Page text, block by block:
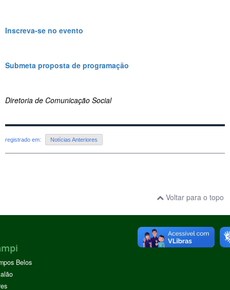
Inscreva-se no evento
Submeta proposta de programação
Diretoria de Comunicação Social
registrado em: Notícias Anteriores
Voltar para o topo
Belos